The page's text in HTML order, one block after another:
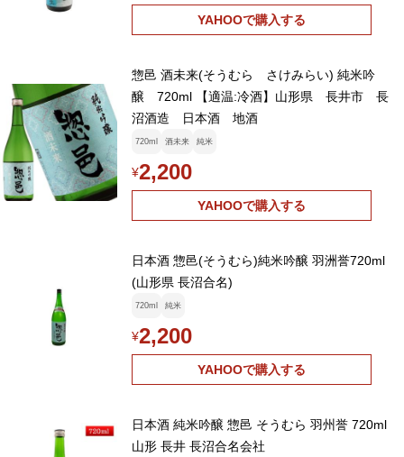
YAHOOで購入する
惣邑 酒未来(そうむら さけみらい) 純米吟
醸 720ml 【適温:冷酒】山形県 長井市 長
沼酒造 日本酒 地酒
720ml 酒未来 純米
¥2,200
YAHOOで購入する
日本酒 惣邑(そうむら)純米吟醸 羽洲誉720ml
(山形県 長沼合名)
720ml 純米
¥2,200
YAHOOで購入する
日本酒 純米吟醸 惣邑 そうむら 羽州誉 720ml
山形 長井 長沼合名会社